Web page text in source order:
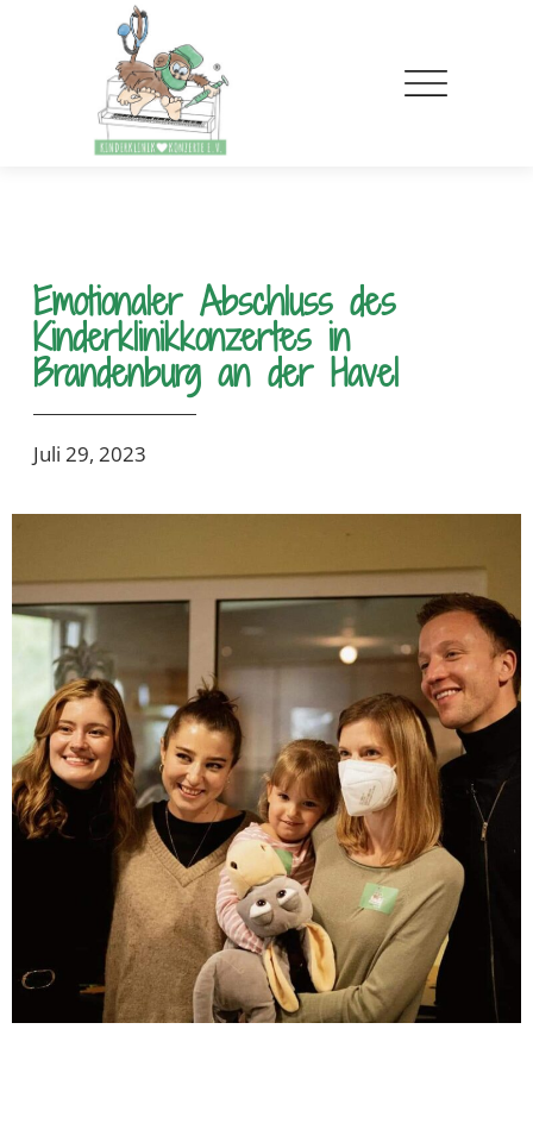
Emotionaler Abschluss des
Kinderklinikkonzertes in
Brandenburg an der Havel
Juli 29, 2023